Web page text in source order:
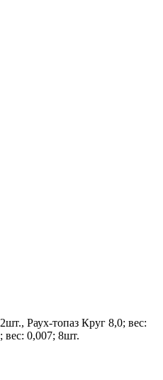
Раух-топаз Круг 8,0; вес:
0,007; 8шт.